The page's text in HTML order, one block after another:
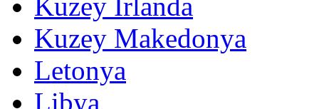
Kuzey Makedonya
Letonya
Libya